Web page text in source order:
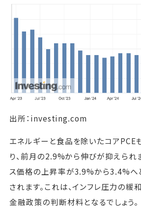
出所：investing.com
エネルギーと食品を除いたコアPCE
り、前月の2.9%から伸びが抑えられ
ス価格の上昇率が3.9%から3.4%へ
されます。これは、インフレ圧力の緩
金融政策の判断材料となるでしょう。